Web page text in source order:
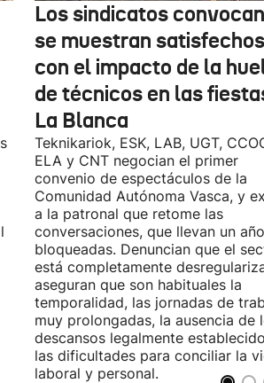
Los sindicatos
se muestran satisfechos
con el impacto de la
de técnicos en las
La Blanca
Teknikariok, ESK, LAB, UGT,
ELA y CNT negocian el primer
convenio de espectáculos de la
Comunidad Autónoma Vasca, y
a la patronal que retome las
conversaciones, que llevan un año
bloqueadas. Denuncian que el
está completamente
aseguran que son habituales la
temporalidad, las jornadas de
muy prolongadas, la ausencia de
descansos legalmente
las dificultades para conciliar la
laboral y personal.